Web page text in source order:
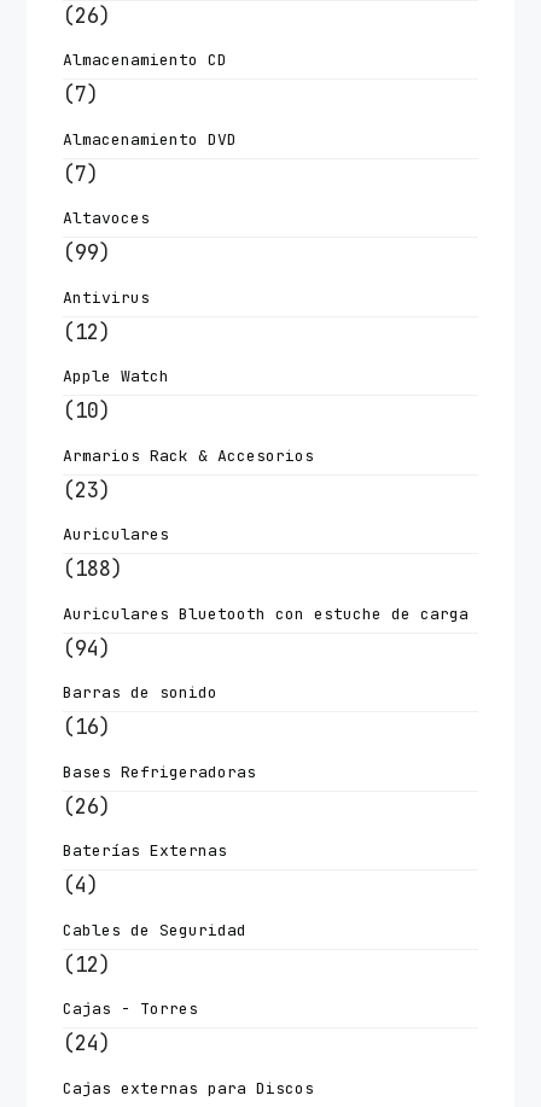
(26)
Almacenamiento CD
(7)
Almacenamiento DVD
(7)
Altavoces
(99)
Antivirus
(12)
Apple Watch
(10)
Armarios Rack & Accesorios
(23)
Auriculares
(188)
Auriculares Bluetooth con estuche de carga
(94)
Barras de sonido
(16)
Bases Refrigeradoras
(26)
Baterías Externas
(4)
Cables de Seguridad
(12)
Cajas - Torres
(24)
Cajas externas para Discos